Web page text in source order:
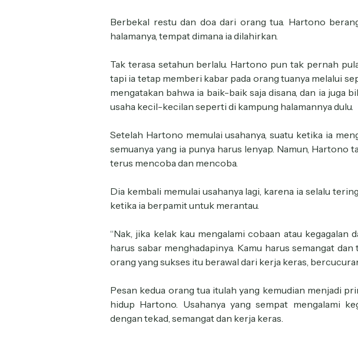
Berbekal restu dan doa dari orang tua. Hartono
halamanya, tempat dimana ia dilahirkan.
Tak terasa setahun berlalu. Hartono pun tak pernah
tapi ia tetap memberi kabar pada orang tuanya melalui
mengatakan bahwa ia baik-baik saja disana, dan ia juga
usaha kecil-kecilan seperti di kampung halamannya dulu.
Setelah Hartono memulai usahanya, suatu ketika ia
semuanya yang ia punya harus lenyap. Namun, Hartono
terus mencoba dan mencoba.
Dia kembali memulai usahanya lagi, karena ia selalu
ketika ia berpamit untuk merantau.
“Nak, jika kelak kau mengalami cobaan atau kegagalan
harus sabar menghadapinya. Kamu harus semangat
orang yang sukses itu berawal dari kerja keras,
Pesan kedua orang tua itulah yang kemudian menjadi
hidup Hartono. Usahanya yang sempat mengalami
dengan tekad, semangat dan kerja keras.